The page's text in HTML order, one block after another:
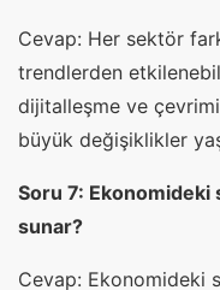
Cevap: Her sektör
trendlerden
dijitalleşme ve
büyük değişiklikler
Soru 7: Ekonomideki
sunar?
Cevap: Ekonomideki